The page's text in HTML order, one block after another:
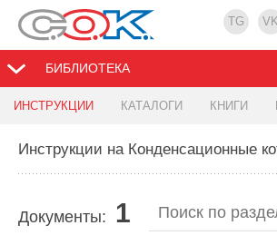
TG VK
БИБЛИОТЕКА
ИНСТРУКЦИИ КАТАЛОГИ КНИГИ
Инструкции на Конденсационные
Документы: 1